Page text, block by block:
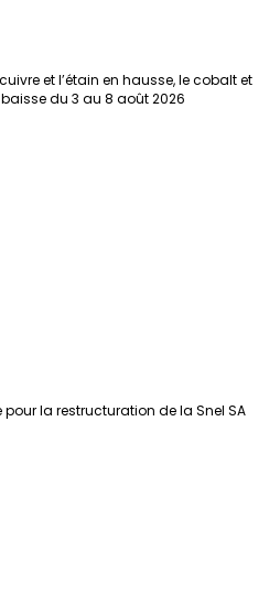
et l’étain en hausse, le cobalt et
du 3 au 8 août 2026
pour la restructuration de la Snel SA